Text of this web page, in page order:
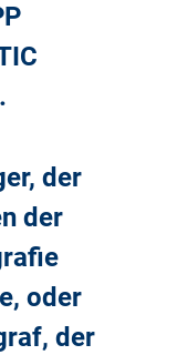
der
der
oder
der